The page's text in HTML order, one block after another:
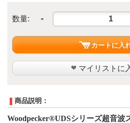
数量: -
カートに入
マイリストに
商品説明：
Woodpecker®UDSシリーズ超音波